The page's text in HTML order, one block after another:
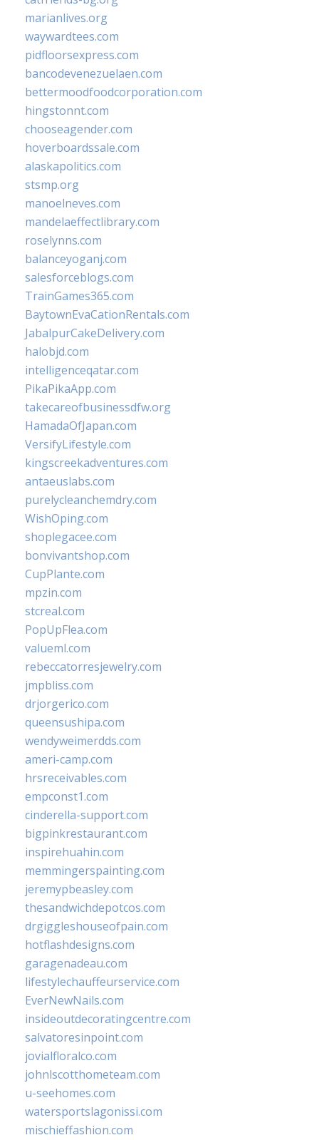
marianlives.org
waywardtees.com
pidfloorsexpress.com
bancodevenezuelaen.com
bettermoodfoodcorporation.com
hingstonnt.com
chooseagender.com
hoverboardssale.com
alaskapolitics.com
stsmp.org
manoelneves.com
mandelaeffectlibrary.com
roselynns.com
balanceyoganj.com
salesforceblogs.com
TrainGames365.com
BaytownEvaCationRentals.com
JabalpurCakeDelivery.com
halobjd.com
intelligenceqatar.com
PikaPikaApp.com
takecareofbusinessdfw.org
HamadaOfJapan.com
VersifyLifestyle.com
kingscreekadventures.com
antaeuslabs.com
purelycleanchemdry.com
WishOping.com
shoplegacee.com
bonvivantshop.com
CupPlante.com
mpzin.com
stcreal.com
PopUpFlea.com
valueml.com
rebeccatorresjewelry.com
jmpbliss.com
drjorgerico.com
queensushipa.com
wendyweimerdds.com
ameri-camp.com
hrsreceivables.com
empconst1.com
cinderella-support.com
bigpinkrestaurant.com
inspirehuahin.com
memmingerspainting.com
jeremypbeasley.com
thesandwichdepotcos.com
drgiggleshouseofpain.com
hotflashdesigns.com
garagenadeau.com
lifestylechauffeurservice.com
EverNewNails.com
insideoutdecoratingcentre.com
salvatoresinpoint.com
jovialfloralco.com
johnlscotthometeam.com
u-seehomes.com
watersportslagonissi.com
mischieffashion.com